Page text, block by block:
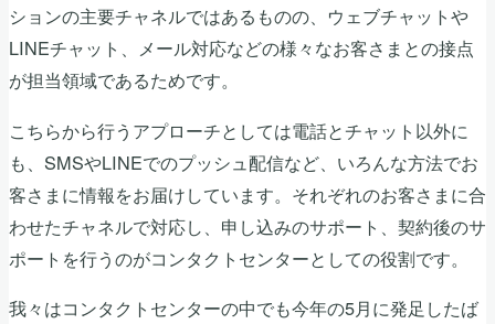
ションの主要チャネルではあるものの、ウェブチャットや
LINEチャット、メール対応などの様々なお客さまとの接点
が担当領域であるためです。
こちらから行うアプローチとしては電話とチャット以外に
も、SMSやLINEでのプッシュ配信など、いろんな方法でお
客さまに情報をお届けしています。それぞれのお客さまに合
わせたチャネルで対応し、申し込みのサポート、契約後のサ
ポートを行うのがコンタクトセンターとしての役割です。
我々はコンタクトセンターの中でも今年の5月に発足したば